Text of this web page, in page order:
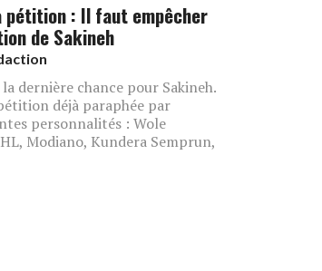
pétition : Il faut empêcher
de Sakineh
dernière chance pour Sakineh.
déjà paraphée par
personnalités : Wole
Modiano, Kundera Semprun,